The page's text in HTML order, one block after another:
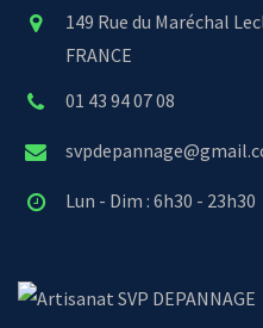
149 Rue du Maréchal
FRANCE
01 43 94 07 08
Lun - Dim : 6h30 - 23h30
SVP DEPANNAGE